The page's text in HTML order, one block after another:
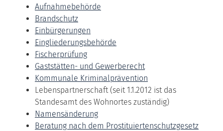
Aufnahmebehörde
Brandschutz
Einbürgerungen
Eingliederungsbehörde
Fischerprüfung
Gaststätten- und Gewerberecht
Kommunale Kriminalprävention
Lebenspartnerschaft (seit 1.1.2012 ist das
Standesamt des Wohnortes zuständig)
Namensänderung
Beratung nach dem Prostituiertenschutzgesetz